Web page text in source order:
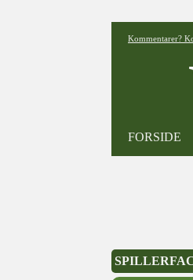
Kommentarer?
FORSIDE